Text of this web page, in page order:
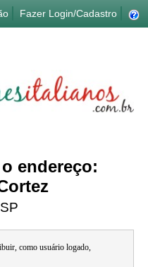
Fazer Login/Cadastro
endereço:
como usuário logado,